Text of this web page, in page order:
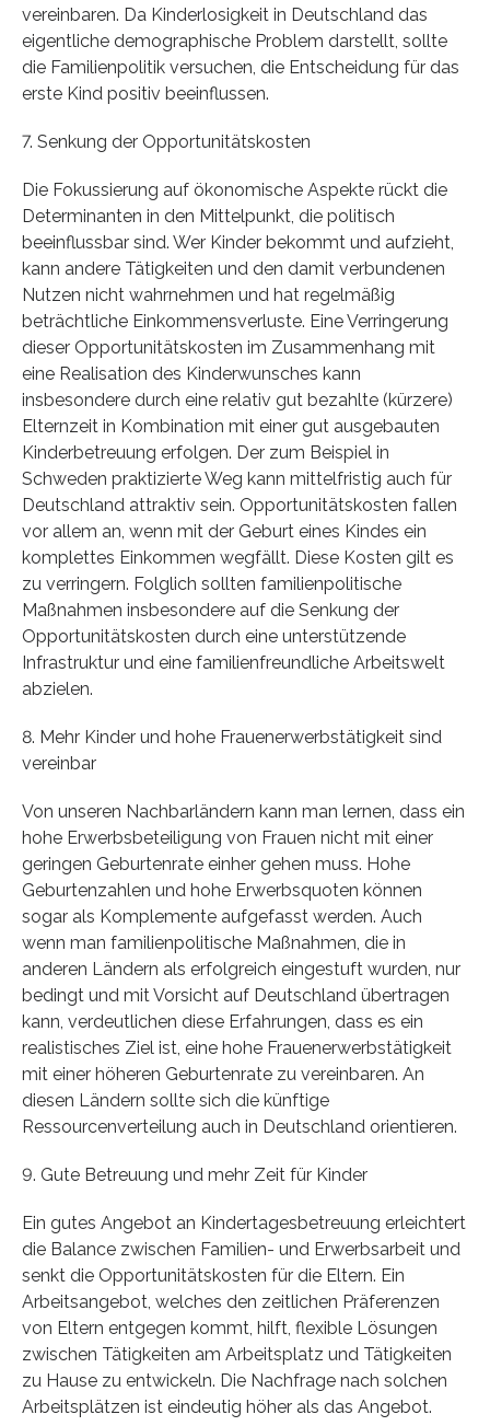
vereinbaren. Da Kinderlosigkeit in Deutschland das
eigentliche demographische Problem darstellt, sollte
die Familienpolitik versuchen, die Entscheidung für das
erste Kind positiv beeinflussen.
7. Senkung der Opportunitätskosten
Die Fokussierung auf ökonomische Aspekte rückt die
Determinanten in den Mittelpunkt, die politisch
beeinflussbar sind. Wer Kinder bekommt und aufzieht,
kann andere Tätigkeiten und den damit verbundenen
Nutzen nicht wahrnehmen und hat regelmäßig
beträchtliche Einkommensverluste. Eine Verringerung
dieser Opportunitätskosten im Zusammenhang mit
eine Realisation des Kinderwunsches kann
insbesondere durch eine relativ gut bezahlte (kürzere)
Elternzeit in Kombination mit einer gut ausgebauten
Kinderbetreuung erfolgen. Der zum Beispiel in
Schweden praktizierte Weg kann mittelfristig auch für
Deutschland attraktiv sein. Opportunitätskosten fallen
vor allem an, wenn mit der Geburt eines Kindes ein
komplettes Einkommen wegfällt. Diese Kosten gilt es
zu verringern. Folglich sollten familienpolitische
Maßnahmen insbesondere auf die Senkung der
Opportunitätskosten durch eine unterstützende
Infrastruktur und eine familienfreundliche Arbeitswelt
abzielen.
8. Mehr Kinder und hohe Frauenerwerbstätigkeit sind
vereinbar
Von unseren Nachbarländern kann man lernen, dass ein
hohe Erwerbsbeteiligung von Frauen nicht mit einer
geringen Geburtenrate einher gehen muss. Hohe
Geburtenzahlen und hohe Erwerbsquoten können
sogar als Komplemente aufgefasst werden. Auch
wenn man familienpolitische Maßnahmen, die in
anderen Ländern als erfolgreich eingestuft wurden, nur
bedingt und mit Vorsicht auf Deutschland übertragen
kann, verdeutlichen diese Erfahrungen, dass es ein
realistisches Ziel ist, eine hohe Frauenerwerbstätigkeit
mit einer höheren Geburtenrate zu vereinbaren. An
diesen Ländern sollte sich die künftige
Ressourcenverteilung auch in Deutschland orientieren.
9. Gute Betreuung und mehr Zeit für Kinder
Ein gutes Angebot an Kindertagesbetreuung erleichtert
die Balance zwischen Familien- und Erwerbsarbeit und
senkt die Opportunitätskosten für die Eltern. Ein
Arbeitsangebot, welches den zeitlichen Präferenzen
von Eltern entgegen kommt, hilft, flexible Lösungen
zwischen Tätigkeiten am Arbeitsplatz und Tätigkeiten
zu Hause zu entwickeln. Die Nachfrage nach solchen
Arbeitsplätzen ist eindeutig höher als das Angebot.